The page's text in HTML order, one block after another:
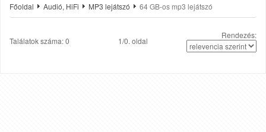
Főoldal Audió, HiFi MP3 lejátszó 64 GB-os mp3 lejátszó
Találatok száma: 0 1/0. oldal
Rendezés: